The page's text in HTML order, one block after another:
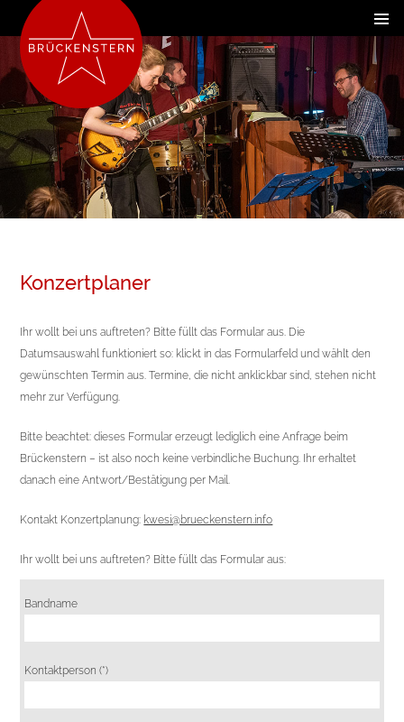
Konzertplaner
Ihr wollt bei uns auftreten? Bitte füllt das Formular aus. Die
Datumsauswahl funktioniert so: klickt in das Formularfeld und wählt den
gewünschten Termin aus. Termine, die nicht anklickbar sind, stehen nicht
mehr zur Verfügung.
Bitte beachtet: dieses Formular erzeugt lediglich eine Anfrage beim
Brückenstern – ist also noch keine verbindliche Buchung. Ihr erhaltet
danach eine Antwort/Bestätigung per Mail.
Kontakt Konzertplanung: kwesi@brueckenstern.info
Ihr wollt bei uns auftreten? Bitte füllt das Formular aus:
Bandname
Kontaktperson (*)